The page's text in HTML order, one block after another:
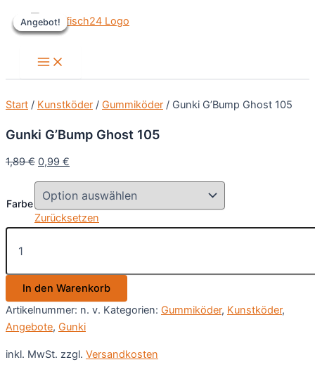
Inhalt
Main
Menu
Angebot!
Start / Kunstköder / Gummiköder / Gunki G’Bump Ghost 105
Gunki G’Bump Ghost 105
1,89€ Ursprünglicher
war:
1,89 €
0,99 €
ist:
0,99 €.
Farbe
Zurücksetzen
Gunki
G'Bump
105
MengeIn den Warenkorb
Artikelnummer: n. v. Kategorien: Gummiköder, Kunstköder,
Angebote, Gunki
inkl. MwSt. zzgl. Versandkosten
Angebot!
Angebot!
Angebot!
Angebot!